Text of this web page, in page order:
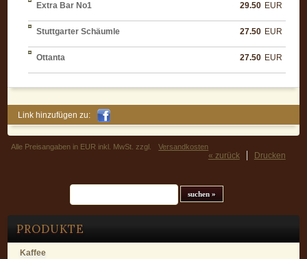
PRODUKTE
Kaffee
Extra Bar No1 29.50 EUR
Stuttgarter Schäumle 27.50 EUR
Ottanta 27.50 EUR
Link hinzufügen zu:
Alle Preisangaben in EUR inkl. MwSt. zzgl. Versandkosten
Drucken
« zurück